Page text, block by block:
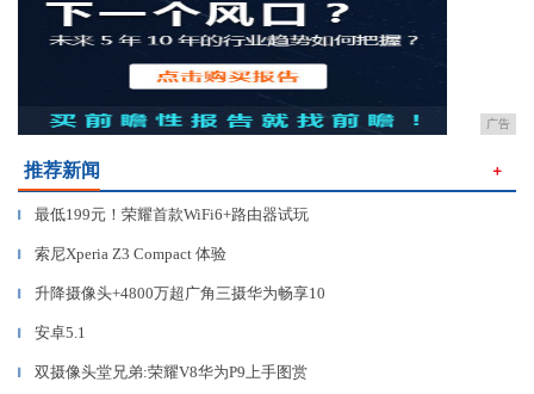
广告
推荐新闻 ＋
▎ 最低199元！荣耀首款WiFi6+路由器试玩
▎ 索尼Xperia Z3 Compact 体验
▎ 升降摄像头+4800万超广角三摄华为畅享10
▎ 安卓5.1
▎ 双摄像头堂兄弟:荣耀V8华为P9上手图赏